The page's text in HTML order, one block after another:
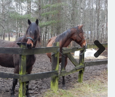
Next